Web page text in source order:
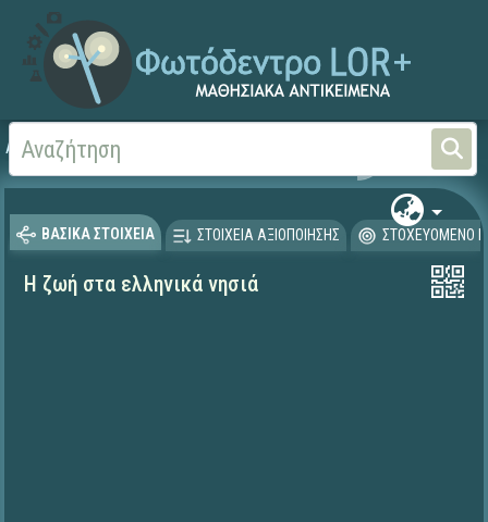
Αρχική Γεωγραφία-Γεωλογία
ΒΑΣΙΚΑ ΣΤΟΙΧΕΙΑ ΣΤΟΙΧΕΙΑ ΑΞΙΟΠΟΙΗΣΗΣ ΣΤΟΧΕΥΟΜΕΝΟ
Η ζωή στα ελληνικά νησιά